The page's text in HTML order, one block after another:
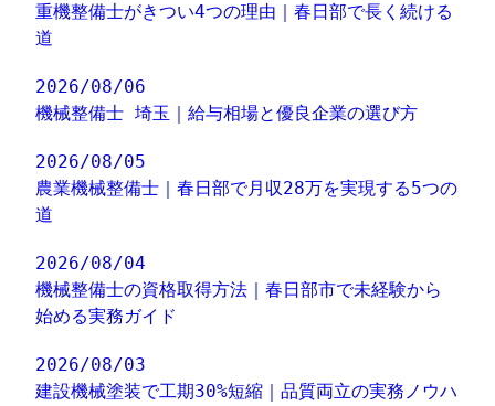
重機整備士がきつい4つの理由｜春日部で長く続ける
道
2026/08/06
機械整備士 埼玉｜給与相場と優良企業の選び方
2026/08/05
農業機械整備士｜春日部で月収28万を実現する5つの
道
2026/08/04
機械整備士の資格取得方法｜春日部市で未経験から
始める実務ガイド
2026/08/03
建設機械塗装で工期30%短縮｜品質両立の実務ノウハ